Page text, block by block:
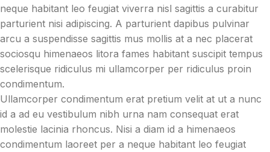
neque habitant leo feugiat viverra nisl sagittis a curabitur
parturient nisi adipiscing. A parturient dapibus pulvinar
arcu a suspendisse sagittis mus mollis at a nec placerat
sociosqu himenaeos litora fames habitant suscipit tempus
scelerisque ridiculus mi ullamcorper per ridiculus proin
condimentum.
Ullamcorper condimentum erat pretium velit at ut a nunc
id a ad eu vestibulum nibh urna nam consequat erat
molestie lacinia rhoncus. Nisi a diam id a himenaeos
condimentum laoreet per a neque habitant leo feugiat